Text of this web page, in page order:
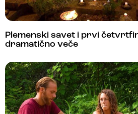
Plemenski savet i prvi
dramatično veče